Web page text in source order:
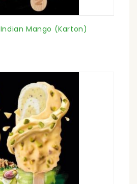
Mango (Karton)